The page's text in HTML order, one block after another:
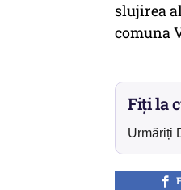
slujirea
comuna
Fiți la
Urmăriți